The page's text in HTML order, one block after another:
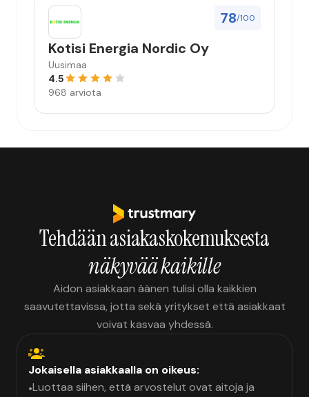
78/100
Kotisi Energia Nordic Oy
Uusimaa
4.5
968 arviota
Tehdään asiakaskokemuksesta
näkyvää kaikille
Aidon asiakkaan äänen tulisi olla kaikkien
saavutettavissa, jotta sekä yritykset että asiakkaat
voivat kasvaa yhdessä.
Jokaisella asiakkaalla on oikeus:
•Luottaa siihen, että arvostelut ovat aitoja ja